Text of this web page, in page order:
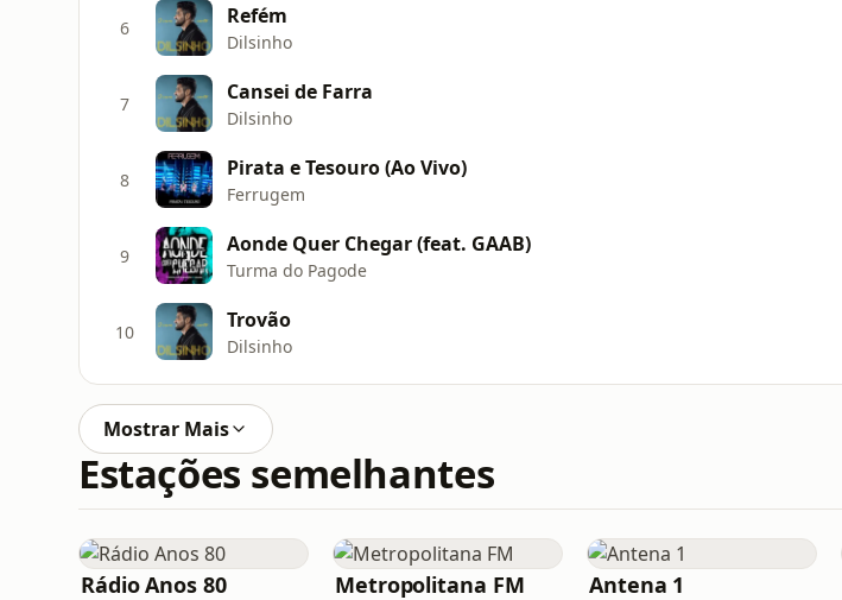
6 Refém
Dilsinho
7 Cansei de Farra
Dilsinho
8 Pirata e Tesouro (Ao Vivo)
Ferrugem
9 Aonde Quer Chegar (feat. GAAB)
Turma do Pagode
10 Trovão
Dilsinho
Mostrar Mais
Estações semelhantes
Rádio Anos 80 Metropolitana FM Antena 1